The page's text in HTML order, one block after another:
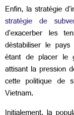
Enfin, la stratégie
stratégie de
d'exacerber les
déstabiliser le
étant de placer le
attisant la pression
cette politique de
Vietnam.